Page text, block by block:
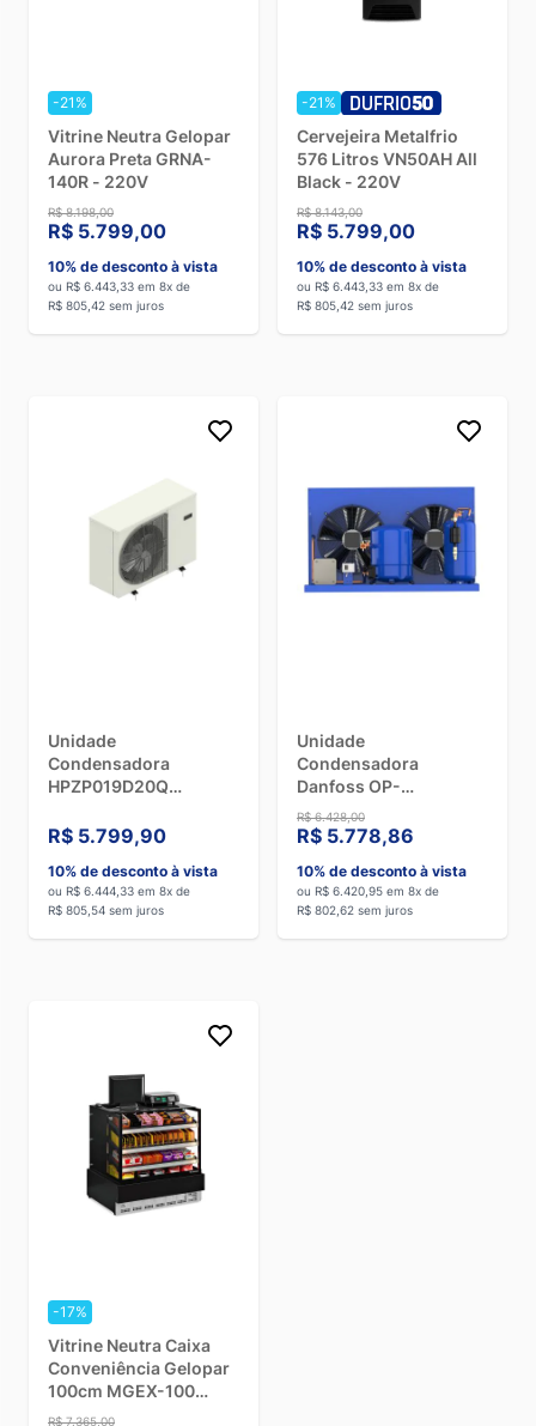
-21%
Vitrine Neutra Gelopar
Aurora Preta GRNA-
140R - 220V
R$ 8.198,00
R$ 5.799,00
10% de desconto à vista
ou R$ 6.443,33 em 8x de
R$ 805,42 sem juros
-21%
Cervejeira Metalfrio
576 Litros VN50AH All
Black - 220V
R$ 8.143,00
R$ 5.799,00
10% de desconto à vista
ou R$ 6.443,33 em 8x de
R$ 805,42 sem juros
Unidade
Condensadora
HPZP019D20Q
Trifásico
R$ 5.799,90
10% de desconto à vista
ou R$ 6.444,33 em 8x de
R$ 805,54 sem juros
Unidade
Condensadora
Danfoss OP-
HJZ028D20N - 220V
R$ 6.428,00
R$ 5.778,86
10% de desconto à vista
ou R$ 6.420,95 em 8x de
R$ 802,62 sem juros
-17%
Vitrine Neutra Caixa
Conveniência Gelopar
100cm MGEX-100
Preta
R$ 7.365,00